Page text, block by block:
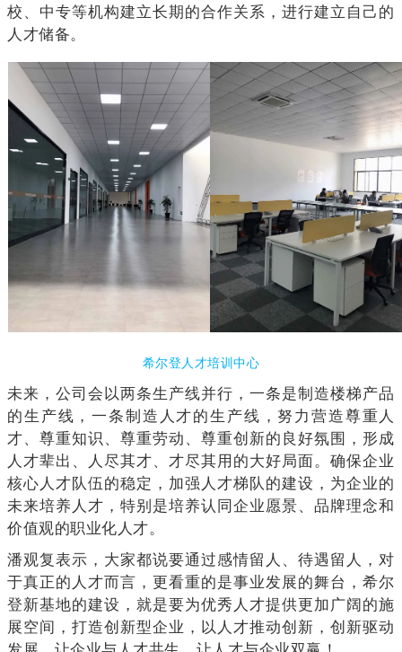
校、中专等机构建立长期的合作关系，进行建立自己的
人才储备。
希尔登人才培训中心
未来，公司会以两条生产线并行，一条是制造楼梯产品
的生产线，一条制造人才的生产线，努力营造尊重人
才、尊重知识、尊重劳动、尊重创新的良好氛围，形成
人才辈出、人尽其才、才尽其用的大好局面。确保企业
核心人才队伍的稳定，加强人才梯队的建设，为企业的
未来培养人才，特别是培养认同企业愿景、品牌理念和
价值观的职业化人才。
潘观复表示，大家都说要通过感情留人、待遇留人，对
于真正的人才而言，更看重的是事业发展的舞台，希尔
登新基地的建设，就是要为优秀人才提供更加广阔的施
展空间，打造创新型企业，以人才推动创新，创新驱动